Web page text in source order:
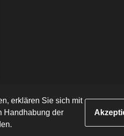
erklären Sie sich mit
Handhabung der